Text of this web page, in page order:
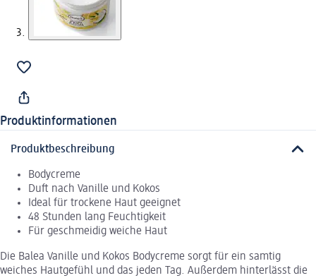
Produktinformationen
Produktbeschreibung
Bodycreme
Duft nach Vanille und Kokos
Ideal für trockene Haut geeignet
48 Stunden lang Feuchtigkeit
Für geschmeidig weiche Haut
Die Balea Vanille und Kokos Bodycreme sorgt für ein samtig
weiches Hautgefühl und das jeden Tag. Außerdem hinterlässt die